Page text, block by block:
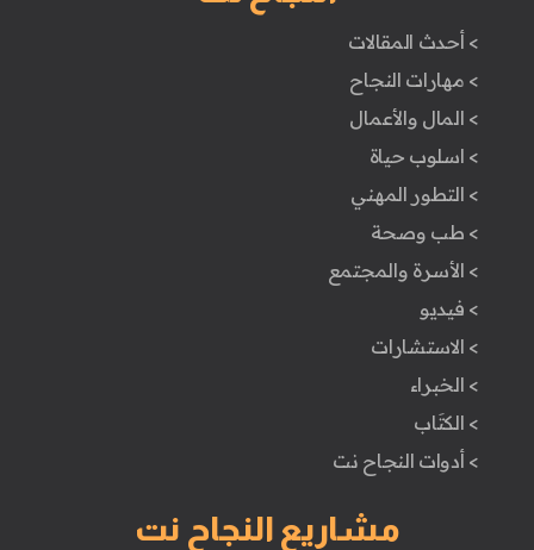
> أحدث المقالات
> مهارات النجاح
> المال والأعمال
> اسلوب حياة
> التطور المهني
> طب وصحة
> الأسرة والمجتمع
> فيديو
> الاستشارات
> الخبراء
> الكتَاب
> أدوات النجاح نت
مشاريع النجاح نت